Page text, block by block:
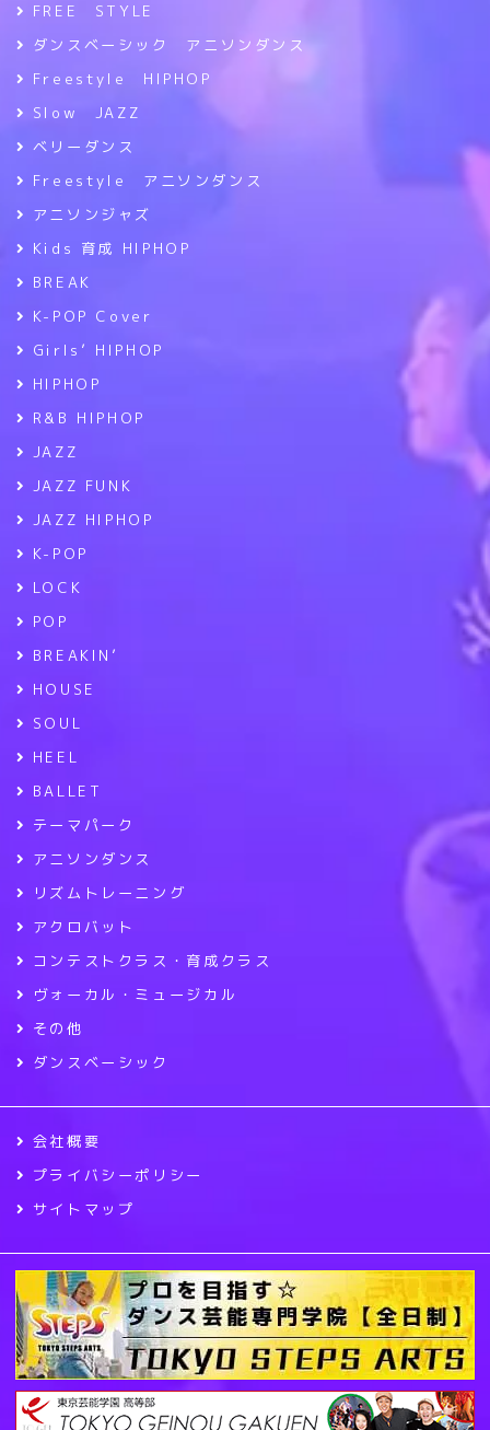
FREE STYLE
ダンスベーシック アニソンダンス
Freestyle HIPHOP
Slow JAZZ
ベリーダンス
Freestyle アニソンダンス
アニソンジャズ
Kids 育成 HIPHOP
BREAK
K-POP Cover
Girls’ HIPHOP
HIPHOP
R&B HIPHOP
JAZZ
JAZZ FUNK
JAZZ HIPHOP
K-POP
LOCK
POP
BREAKIN’
HOUSE
SOUL
HEEL
BALLET
テーマパーク
アニソンダンス
リズムトレーニング
アクロバット
コンテストクラス・育成クラス
ヴォーカル・ミュージカル
その他
ダンスベーシック
会社概要
プライバシーポリシー
サイトマップ